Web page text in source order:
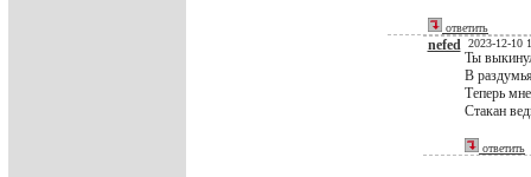
ответить
nefed 2023-12-10
Ты
В
Теперь
Стакан
ответить